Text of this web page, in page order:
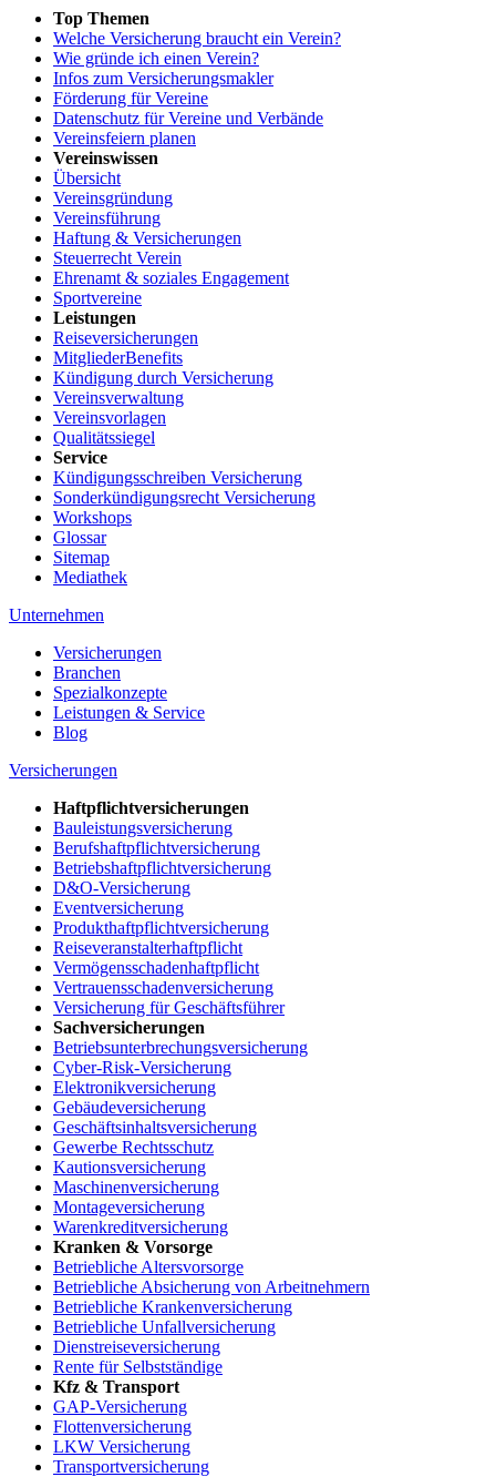
Top Themen
Welche Versicherung braucht ein Verein?
Wie gründe ich einen Verein?
Infos zum Versicherungsmakler
Förderung für Vereine
Datenschutz für Vereine und Verbände
Vereinsfeiern planen
Vereinswissen
Übersicht
Vereinsgründung
Vereinsführung
Haftung & Versicherungen
Steuerrecht Verein
Ehrenamt & soziales Engagement
Sportvereine
Leistungen
Reiseversicherungen
MitgliederBenefits
Kündigung durch Versicherung
Vereinsverwaltung
Vereinsvorlagen
Qualitätssiegel
Service
Kündigungsschreiben Versicherung
Sonderkündigungsrecht Versicherung
Workshops
Glossar
Sitemap
Mediathek
Unternehmen
Versicherungen
Branchen
Spezialkonzepte
Leistungen & Service
Blog
Versicherungen
Haftpflichtversicherungen
Bauleistungsversicherung
Berufshaftpflichtversicherung
Betriebshaftpflichtversicherung
D&O-Versicherung
Eventversicherung
Produkthaftpflichtversicherung
Reiseveranstalterhaftpflicht
Vermögensschadenhaftpflicht
Vertrauensschadenversicherung
Versicherung für Geschäftsführer
Sachversicherungen
Betriebsunterbrechungsversicherung
Cyber-Risk-Versicherung
Elektronikversicherung
Gebäudeversicherung
Geschäftsinhaltsversicherung
Gewerbe Rechtsschutz
Kautionsversicherung
Maschinenversicherung
Montageversicherung
Warenkreditversicherung
Kranken & Vorsorge
Betriebliche Altersvorsorge
Betriebliche Absicherung von Arbeitnehmern
Betriebliche Krankenversicherung
Betriebliche Unfallversicherung
Dienstreiseversicherung
Rente für Selbstständige
Kfz & Transport
GAP-Versicherung
Flottenversicherung
LKW Versicherung
Transportversicherung